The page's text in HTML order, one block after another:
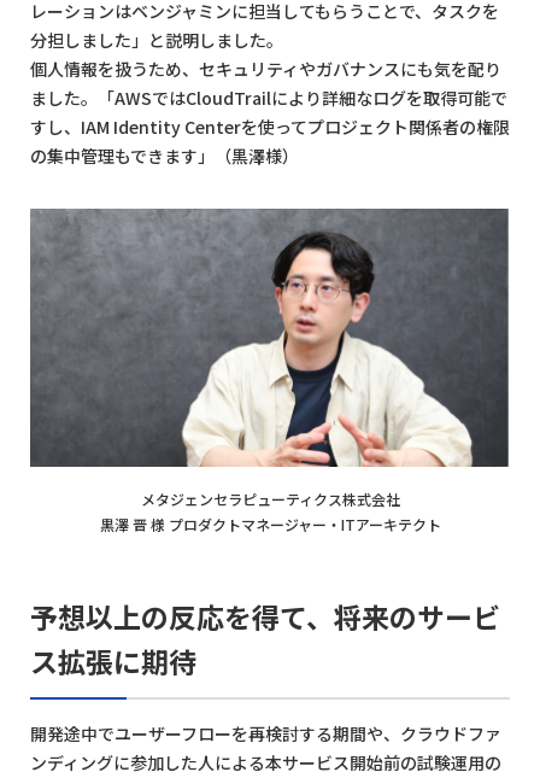
レーションはベンジャミンに担当してもらうことで、タスクを
分担しました」と説明しました。
個人情報を扱うため、セキュリティやガバナンスにも気を配り
ました。「AWSではCloudTrailにより詳細なログを取得可能で
すし、IAM Identity Centerを使ってプロジェクト関係者の権限
の集中管理もできます」（黒澤様）
メタジェンセラピューティクス株式会社
黒澤 晋 様 プロダクトマネージャー・ITアーキテクト
予想以上の反応を得て、将来のサービ
ス拡張に期待
開発途中でユーザーフローを再検討する期間や、クラウドファ
ンディングに参加した人による本サービス開始前の試験運用の